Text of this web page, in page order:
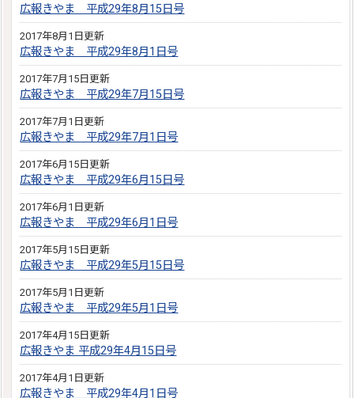
広報きやま 平成29年8月15日号
2017年8月1日更新
広報きやま 平成29年8月1日号
2017年7月15日更新
広報きやま 平成29年7月15日号
2017年7月1日更新
広報きやま 平成29年7月1日号
2017年6月15日更新
広報きやま 平成29年6月15日号
2017年6月1日更新
広報きやま 平成29年6月1日号
2017年5月15日更新
広報きやま 平成29年5月15日号
2017年5月1日更新
広報きやま 平成29年5月1日号
2017年4月15日更新
広報きやま 平成29年4月15日号
2017年4月1日更新
広報きやま 平成29年4月1日号